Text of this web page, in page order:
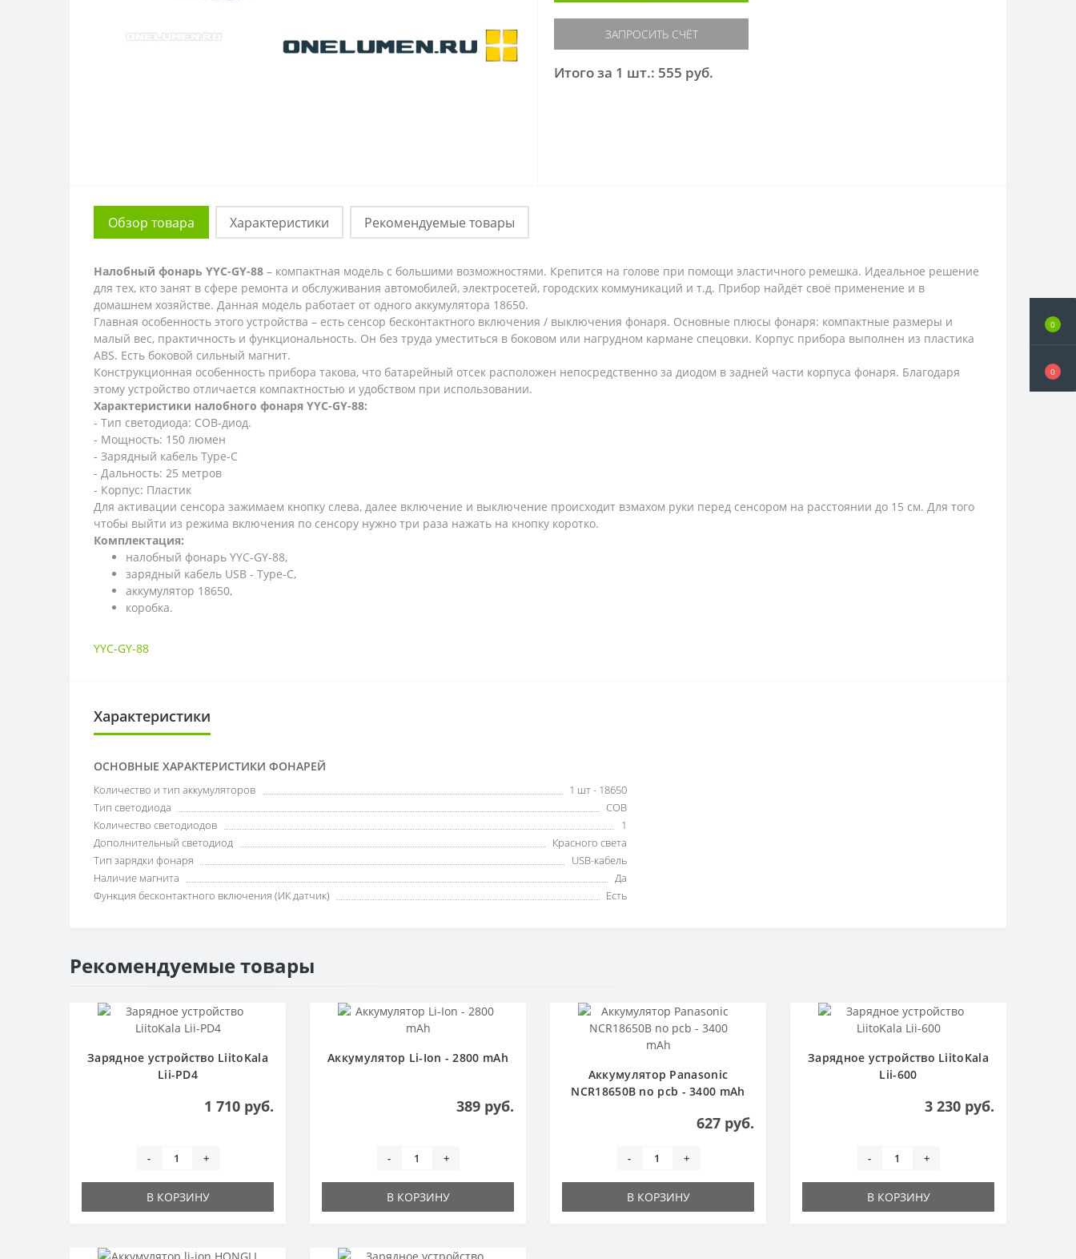
0
0
ЗАПРОСИТЬ СЧЁТ
Итого за 1 шт.: 555 руб.
Обзор товара Характеристики Рекомендуемые товары
Налобный фонарь YYC-GY-88 – компактная модель с большими возможностями. Крепится на голове при помощи эластичного ремешка. Идеальное решение
для тех, кто занят в сфере ремонта и обслуживания автомобилей, электросетей, городских коммуникаций и т.д. Прибор найдёт своё применение и в
домашнем хозяйстве. Данная модель работает от одного аккумулятора 18650.
Главная особенность этого устройства – есть сенсор бесконтактного включения / выключения фонаря. Основные плюсы фонаря: компактные размеры и
малый вес, практичность и функциональность. Он без труда уместиться в боковом или нагрудном кармане спецовки. Корпус прибора выполнен из пластика
ABS. Есть боковой сильный магнит.
Конструкционная особенность прибора такова, что батарейный отсек расположен непосредственно за диодом в задней части корпуса фонаря. Благодаря
этому устройство отличается компактностью и удобством при использовании.
Характеристики налобного фонаря YYC-GY-88:
- Тип светодиода: COB-диод.
- Мощность: 150 люмен
- Зарядный кабель Type-C
- Дальность: 25 метров
- Корпус: Пластик
Для активации сенсора зажимаем кнопку слева, далее включение и выключение происходит взмахом руки перед сенсором на расстоянии до 15 см. Для того
чтобы выйти из режима включения по сенсору нужно три раза нажать на кнопку коротко.
Комплектация:
налобный фонарь YYC-GY-88,
зарядный кабель USB - Type-C,
аккумулятор 18650,
коробка.
YYC-GY-88
Характеристики
ОСНОВНЫЕ ХАРАКТЕРИСТИКИ ФОНАРЕЙ
Количество и тип аккумуляторов
1 шт - 18650
Тип светодиода
COB
Количество светодиодов
1
Дополнительный светодиод
Красного света
Тип зарядки фонаря
USB-кабель
Наличие магнита
Да
Функция бесконтактного включения (ИК датчик)
Есть
Рекомендуемые товары
Зарядное устройство LiitoKala
Lii-PD4
1 710 руб.
- +
В КОРЗИНУ
Аккумулятор Li-Ion - 2800 mAh
389 руб.
- +
В КОРЗИНУ
Аккумулятор Panasonic
NCR18650B no pcb - 3400 mAh
627 руб.
- +
В КОРЗИНУ
Зарядное устройство LiitoKala
Lii-600
3 230 руб.
- +
В КОРЗИНУ